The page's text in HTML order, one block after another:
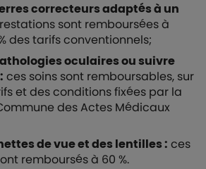
correcteurs adaptés à un
sont remboursées à
des tarifs conventionnels;
oculaires ou suivre
ces soins sont remboursables, sur
et des conditions fixées par la
des Actes Médicaux
de vue et des lentilles : ces
remboursés à 60 %.